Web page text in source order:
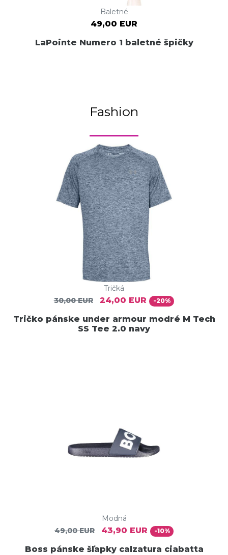
Baletné
49,00 EUR
LaPointe Numero 1 baletné špičky
Fashion
Tričká
30,00 EUR
24,00 EUR -20%
Tričko pánske under armour modré M Tech
SS Tee 2.0 navy
Modná
49,00 EUR
43,90 EUR -10%
Boss pánske šľapky calzatura ciabatta